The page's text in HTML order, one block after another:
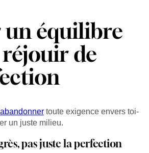
un équilibre
réjouir de
toute exigence envers toi-
un juste milieu.
pas juste la perfection